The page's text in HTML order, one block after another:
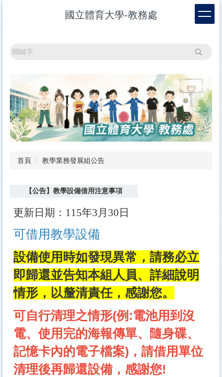
國立體育大學-教務處
搜尋
首頁 教學業務發展組公告
【公告】教學設備借用注意事項
更新日期：115年3月30日
可借用教學設備
設備使用時如發現異常，請務必立
即歸還並告知本組人員、詳細說明
情形，以釐清責任，感謝您。
可自行清理之情形(例:電池用到沒
電、使用完的海報傳單、隨身碟、
記憶卡內的電子檔案)，請借用單位
清理後再歸還設備，感謝您!